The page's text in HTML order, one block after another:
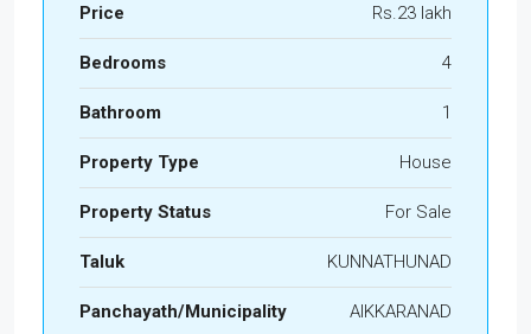
Price Rs.23 lakh
Bedrooms 4
Bathroom 1
Property Type House
Property Status For Sale
Taluk KUNNATHUNAD
Panchayath/Municipality AIKKARANAD